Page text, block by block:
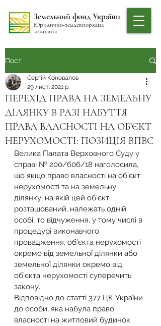
Земельний фонд України
Юридично-землевпорядна
компанія
Пост
ПЕРЕХІД ПРАВА НА ЗЕМЕЛЬНУ
ДІЛЯНКУ В РАЗІ НАБУТТЯ
ПРАВА ВЛАСНОСТІ НА ОБ’ЄКТ
НЕРУХОМОСТІ: ПОЗИЦІЯ ВПВС
Сергій Коновалов
29 лист. 2021 р.
Велика Палата Верховного Суду у
справі № 200/606/18 наголосила,
що якщо право власності на об’єкт
нерухомості та на земельну
ділянку, на якій цей об’єкт
розташований, належать одній
особі, то відчуження, у тому числі в
процедурі виконавчого
провадження, об’єкта нерухомості
окремо від земельної ділянки або
земельної ділянки окремо від
об’єкта нерухомості суперечить
закону.
Відповідно до статті 377 ЦК України
до особи, яка набула право
власності на житловий будинок